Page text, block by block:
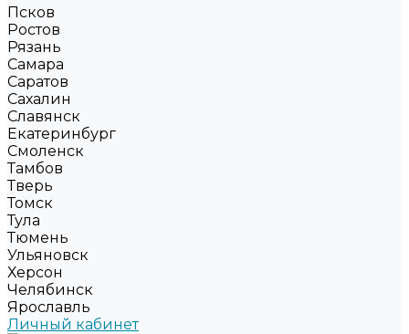
Псков
Ростов
Рязань
Самара
Саратов
Сахалин
Славянск
Екатеринбург
Смоленск
Тамбов
Тверь
Томск
Тула
Тюмень
Ульяновск
Херсон
Челябинск
Ярославль
Личный кабинет